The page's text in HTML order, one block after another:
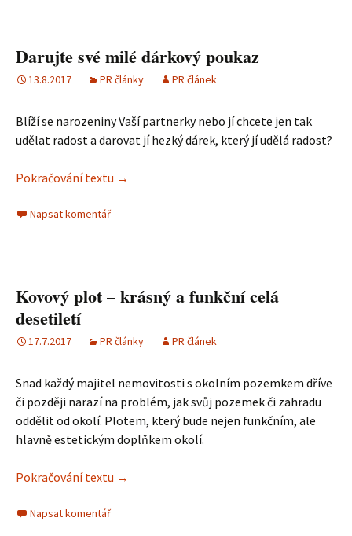
Darujte své milé dárkový poukaz
13.8.2017 PR články PR článek
Blíží se narozeniny Vaší partnerky nebo jí chcete jen tak
udělat radost a darovat jí hezký dárek, který jí udělá radost?
Pokračování textu Darujte své milé dárkový poukaz
→
Napsat komentář
Kovový plot – krásný a funkční celá
desetiletí
17.7.2017 PR články PR článek
Snad každý majitel nemovitosti s okolním pozemkem dříve
či později narazí na problém, jak svůj pozemek či zahradu
oddělit od okolí. Plotem, který bude nejen funkčním, ale
hlavně estetickým doplňkem okolí.
Pokračování textu Kovový plot – krásný a funkční celá
→
Napsat komentář